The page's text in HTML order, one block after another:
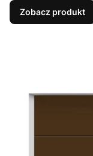
Zobacz produkt